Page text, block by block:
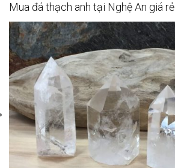
Mua đá thạch anh tại Nghệ An giá rẻ